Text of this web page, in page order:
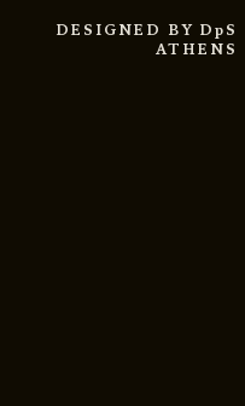
DESIGNED BY DpS
ATHENS